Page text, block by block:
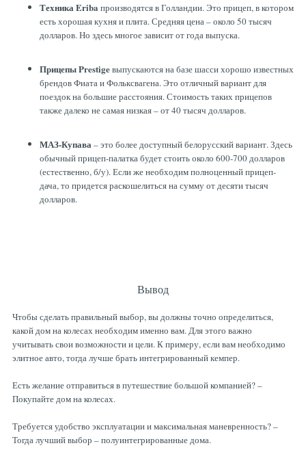
Техника Eriba производятся в Голландии. Это прицеп, в котором
есть хорошая кухня и плита. Средняя цена – около 50 тысяч
долларов. Но здесь многое зависит от года выпуска.
Прицепы Prestigeвыпускаются на базе шасси хорошо известных
брендов Фиата и Фольксвагена. Это отличный вариант для
поездок на большие расстояния. Стоимость таких прицепов
также далеко не самая низкая – от 40 тысяч долларов.
МАЗ-Купава– это более доступный белорусский вариант. Здесь
обычный прицеп-палатка будет стоить около 600-700 долларов
(естественно, б/у). Если же необходим полноценный прицеп-
дача, то придется раскошелиться на сумму от десяти тысяч
долларов.
Вывод
Чтобы сделать правильный выбор, вы должны точно определиться,
какой дом на колесах необходим именно вам. Для этого важно
учитывать свои возможности и цели. К примеру, если вам необходимо
элитное авто, тогда лучше брать интегрированный кемпер.
Есть желание отправиться в путешествие большой компанией? –
Покупайте дом на колесах.
Требуется удобство эксплуатации и максимальная маневренность? –
Тогда лучший выбор – полуинтегрированные дома.